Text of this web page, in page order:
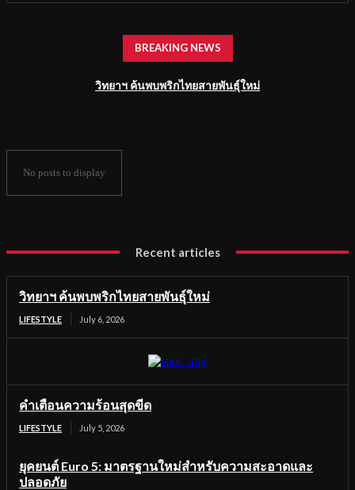
BREAKING NEWS
วิทยาฯ ค้นพบพริกไทยสายพันธุ์ใหม่
No posts to display
Recent articles
วิทยาฯ ค้นพบพริกไทยสายพันธุ์ใหม่
LIFESTYLE July 6, 2026
คำเตือนความร้อนสุดขีด
LIFESTYLE July 5, 2026
ยุคยนต์ Euro 5: มาตรฐานใหม่สำหรับความสะอาดและ
ปลอดภัย